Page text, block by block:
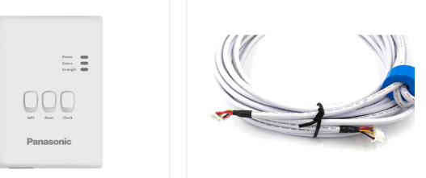
Commercieel PAC
Domestic RAC
Commercieel PAC
Versati